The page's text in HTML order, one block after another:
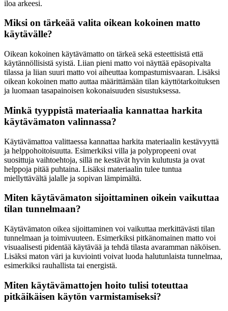
iloa arkeesi.
Miksi on tärkeää valita oikean kokoinen matto
käytävälle?
Oikean kokoinen käytävämatto on tärkeä sekä esteettisistä että
käytännöllisistä syistä. Liian pieni matto voi näyttää epäsopivalta
tilassa ja liian suuri matto voi aiheuttaa kompastumisvaaran. Lisäksi
oikean kokoinen matto auttaa määrittämään tilan käyttötarkoituksen
ja luomaan tasapainoisen kokonaisuuden sisustuksessa.
Minkä tyyppistä materiaalia kannattaa harkita
käytävämaton valinnassa?
Käytävämattoa valittaessa kannattaa harkita materiaalin kestävyyttä
ja helppohoitoisuutta. Esimerkiksi villa ja polypropeeni ovat
suosittuja vaihtoehtoja, sillä ne kestävät hyvin kulutusta ja ovat
helppoja pitää puhtaina. Lisäksi materiaalin tulee tuntua
miellyttävältä jalalle ja sopivan lämpimältä.
Miten käytävämaton sijoittaminen oikein vaikuttaa
tilan tunnelmaan?
Käytävämaton oikea sijoittaminen voi vaikuttaa merkittävästi tilan
tunnelmaan ja toimivuuteen. Esimerkiksi pitkänomainen matto voi
visuaalisesti pidentää käytävää ja tehdä tilasta avaramman näköisen.
Lisäksi maton väri ja kuviointi voivat luoda halutunlaista tunnelmaa,
esimerkiksi rauhallista tai energistä.
Miten käytävämattojen hoito tulisi toteuttaa
pitkäikäisen käytön varmistamiseksi?